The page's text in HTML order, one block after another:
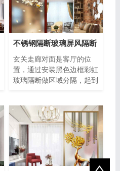
不锈钢隔断玻璃屏风隔断
玄关走廊对面是客厅的位
置，通过安装黑色边框彩虹
玻璃隔断做区域分隔，起到